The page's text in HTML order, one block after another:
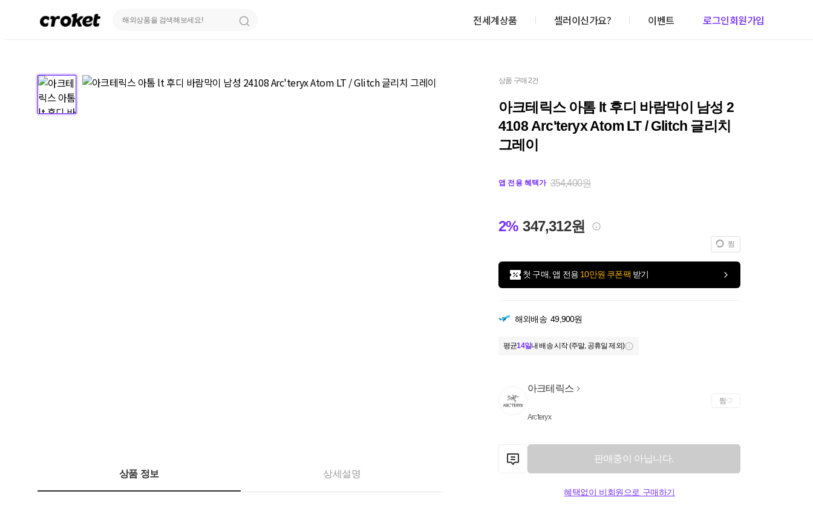
전세계상품 셀러이신가요? 이벤트 로그인회원가입
상품 구매 2건
아크테릭스 아톰 lt 후디 바람막이 남성 2
4108 Arc'teryx Atom LT / Glitch 글리치
그레이
앱 전용 혜택가 354,400원
2% 347,312원
찜
첫 구매, 앱 전용 10만원 쿠폰팩 받기
해외배송 49,900원
평균14일내 배송 시작 (주말, 공휴일 제외)
아크테릭스
Arc'teryx
찜
판매중이 아닙니다.
혜택없이 비회원으로 구매하기
상품 정보 상세설명